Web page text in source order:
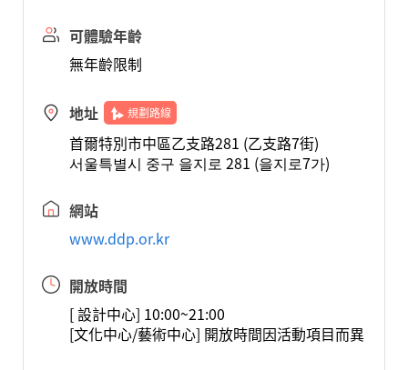
可體驗年齡
無年齡限制
地址 規劃路線
首爾特別市中區乙支路281 (乙支路7街)
서울특별시 중구 을지로 281 (을지로7가)
網站
www.ddp.or.kr
開放時間
[ 設計中心] 10:00~21:00
[文化中心/藝術中心] 開放時間因活動項目而異